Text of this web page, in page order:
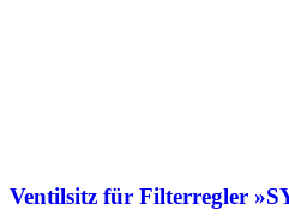
Ventilsitz für Filterregler